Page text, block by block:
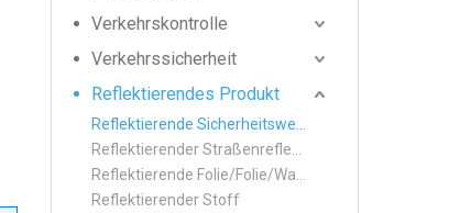
Verkehrskontrolle
Verkehrssicherheit
Reflektierendes Produkt
Reflektierender Stoff